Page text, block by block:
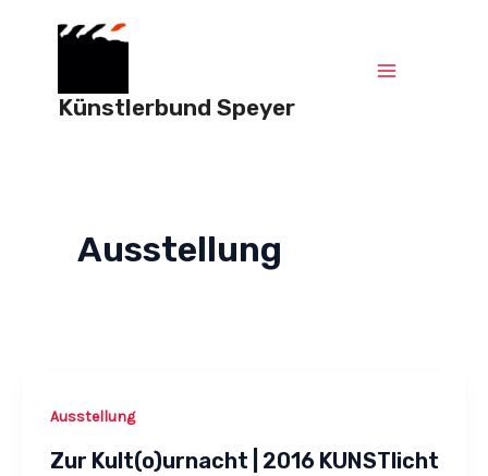
Künstlerbund Speyer
Ausstellung
Ausstellung
Zur Kult(o)urnacht | 2016 KUNSTlicht
pagination